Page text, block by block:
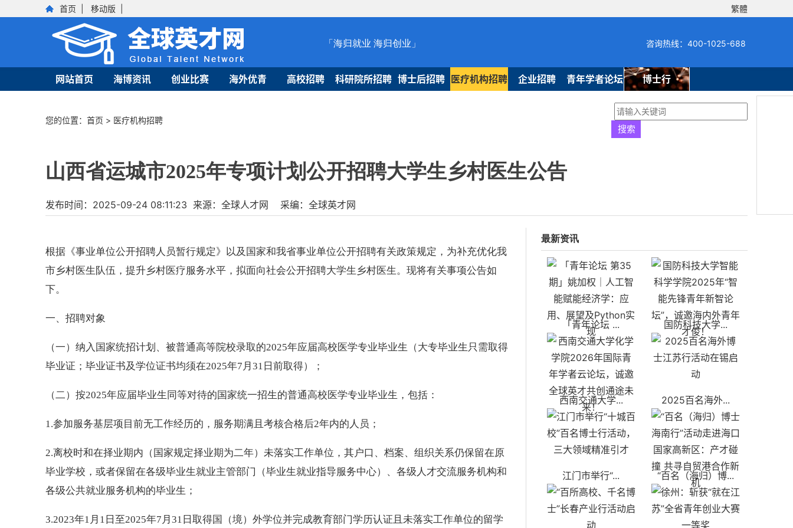
繁體
首页 移动版
「海归就业 海归创业」 咨询热线：400-1025-688
网站首页 海博资讯 创业比赛 海外优青 高校招聘 科研院所招聘 博士后招聘 医疗机构招聘 企业招聘 青年学者论坛 博士行
您的位置： 首页 > 医疗机构招聘
山西省运城市2025年专项计划公开招聘大学生乡村医生公告
发布时间：2025-09-24 08:11:23 来源：全球人才网 采编：全球英才网
根据《事业单位公开招聘人员暂行规定》以及国家和我省事业单位公开招聘有关政策规定，为补充优化我
市乡村医生队伍，提升乡村医疗服务水平，拟面向社会公开招聘大学生乡村医生。现将有关事项公告如
下。
一、招聘对象
（一）纳入国家统招计划、被普通高等院校录取的2025年应届高校医学专业毕业生（大专毕业生只需取得
毕业证；毕业证书及学位证书均须在2025年7月31日前取得）；
（二）按2025年应届毕业生同等对待的国家统一招生的普通高校医学专业毕业生，包括：
1.参加服务基层项目前无工作经历的，服务期满且考核合格后2年内的人员；
2.离校时和在择业期内（国家规定择业期为二年）未落实工作单位，其户口、档案、组织关系仍保留在原
毕业学校，或者保留在各级毕业生就业主管部门（毕业生就业指导服务中心）、各级人才交流服务机构和
各级公共就业服务机构的毕业生；
3.2023年1月1日至2025年7月31日取得国（境）外学位并完成教育部门学历认证且未落实工作单位的留学
最新资讯
「青年论坛 ... 国防科技大学...
西南交通大学... 2025百名海外...
江门市举行“... “百名（海归）博...